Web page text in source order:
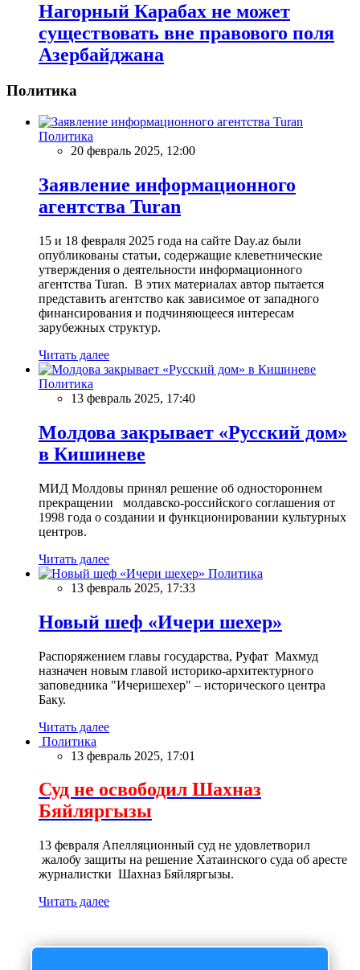
Нагорный Карабах не может
существовать вне правового поля
Азербайджана
Политика
Политика
20 февраль 2025, 12:00
Заявление информационного
агентства Turan
15 и 18 февраля 2025 года на сайте Day.az были
опубликованы статьи, содержащие клеветнические
утверждения о деятельности информационного
агентства Turan. В этих материалах автор пытается
представить агентство как зависимое от западного
финансирования и подчиняющееся интересам
зарубежных структур.
Читать далее
Политика
13 февраль 2025, 17:40
Молдова закрывает «Русский дом»
в Кишиневе
МИД Молдовы принял решение об одностороннем
прекращении молдавско-российского соглашения от
1998 года о создании и функционировании культурных
центров.
Читать далее
Политика
13 февраль 2025, 17:33
Новый шеф «Ичери шехер»
Распоряжением главы государства, Руфат Махмуд
назначен новым главой историко-архитектурного
заповедника "Ичеришехер" – исторического центра
Баку.
Читать далее
Политика
13 февраль 2025, 17:01
Суд не освободил Шахназ
Бяйляргызы
13 февраля Апелляционный суд не удовлетворил
жалобу защиты на решение Хатаинского суда об аресте
журналистки Шахназ Бяйляргызы.
Читать далее